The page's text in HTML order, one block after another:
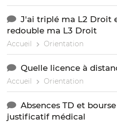
J'ai triplé ma L2 Droit
redouble ma L3 Droit
Accueil Orientation
Quelle licence à
Accueil Orientation
Absences TD et
justificatif médical